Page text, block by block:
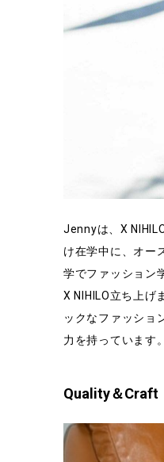
Jennyは、X
け在学中に、オー
学でファッション
X NIHILO立ち上げ
ックなファッショ
力を持っています。
Quality＆Craft